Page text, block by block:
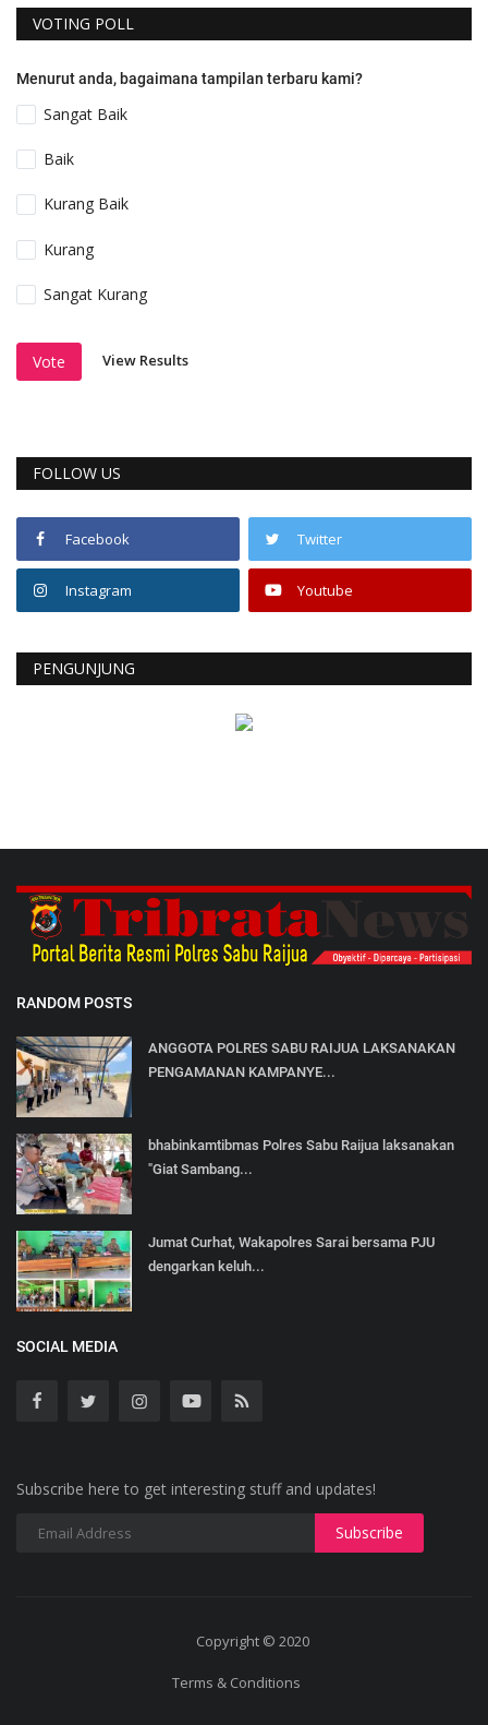
VOTING POLL
Menurut anda, bagaimana tampilan terbaru kami?
Sangat Baik
Baik
Kurang Baik
Kurang
Sangat Kurang
Vote View Results
FOLLOW US
Facebook Twitter
Instagram Youtube
PENGUNJUNG
RANDOM POSTS
ANGGOTA POLRES SABU RAIJUA LAKSANAKAN
PENGAMANAN KAMPANYE...
bhabinkamtibmas Polres Sabu Raijua laksanakan
"Giat Sambang...
Jumat Curhat, Wakapolres Sarai bersama PJU
dengarkan keluh...
SOCIAL MEDIA
Subscribe here to get interesting stuff and updates!
Copyright © 2020
Terms & Conditions